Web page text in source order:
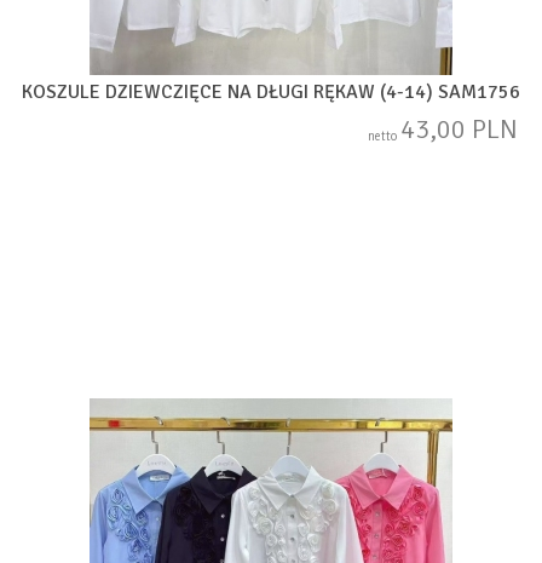
KOSZULE DZIEWCZIĘCE NA DŁUGI RĘKAW (4-14) SAM1756
netto 43,00 PLN